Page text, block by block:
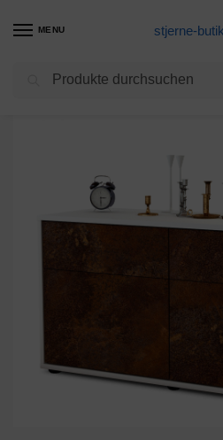
MENU stjerne-
Unkategorisiert / Lowboard